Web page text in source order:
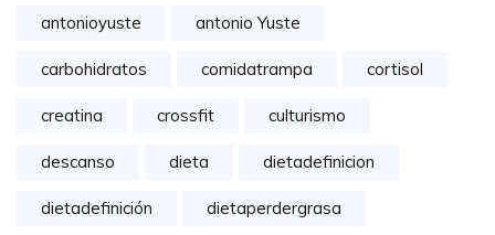
antonioyuste antonio Yuste
carbohidratos comidatrampa cortisol
creatina crossfit culturismo
descanso dieta dietadefinicion
dietadefinición dietaperdergrasa